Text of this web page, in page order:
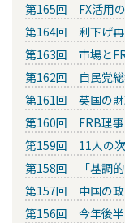
第165回 FX活用
第164回 利下げ再
第163回 市場と
第162回 自民党総
第161回 英国の財
第160回 FRB理事
第159回 11人の
第158回 「基調的
第157回 中国の政
第156回 今年後半